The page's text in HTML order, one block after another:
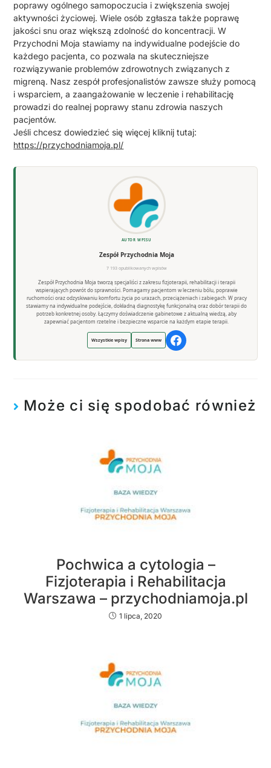
poprawy ogólnego samopoczucia i zwiększenia swojej
aktywności życiowej. Wiele osób zgłasza także poprawę
jakości snu oraz większą zdolność do koncentracji. W
Przychodni Moja stawiamy na indywidualne podejście do
każdego pacjenta, co pozwala na skuteczniejsze
rozwiązywanie problemów zdrowotnych związanych z
migreną. Nasz zespół profesjonalistów zawsze służy pomocą
i wsparciem, a zaangażowanie w leczenie i rehabilitację
prowadzi do realnej poprawy stanu zdrowia naszych
pacjentów.
Jeśli chcesz dowiedzieć się więcej kliknij tutaj:
https://przychodniamoja.pl/
AUTOR WPISU
Zespół Przychodnia Moja
7 193 opublikowanych wpisów
Zespół Przychodnia Moja tworzą specjaliści z zakresu fizjoterapii, rehabilitacji i terapii
wspierających powrót do sprawności. Pomagamy pacjentom w leczeniu bólu, poprawie
ruchomości oraz odzyskiwaniu komfortu życia po urazach, przeciążeniach i zabiegach. W pracy
stawiamy na indywidualne podejście, dokładną diagnostykę funkcjonalną oraz dobór terapii do
potrzeb konkretnej osoby. Łączymy doświadczenie gabinetowe z aktualną wiedzą, aby
zapewniać pacjentom rzetelne i bezpieczne wsparcie na każdym etapie terapii.
Wszystkie wpisy Strona www
Może ci się spodobać również
Pochwica a cytologia –
Fizjoterapia i Rehabilitacja
Warszawa – przychodniamoja.pl
1 lipca, 2020